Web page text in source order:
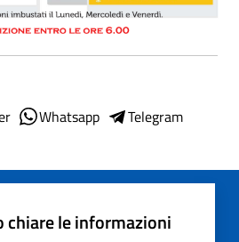
Whatsapp
Telegram
chiare le informazioni